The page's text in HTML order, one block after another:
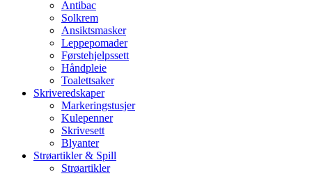
Antibac
Solkrem
Ansiktsmasker
Leppepomader
Førstehjelpssett
Håndpleie
Toalettsaker
Skriveredskaper
Markeringstusjer
Kulepenner
Skrivesett
Blyanter
Strøartikler & Spill
Strøartikler